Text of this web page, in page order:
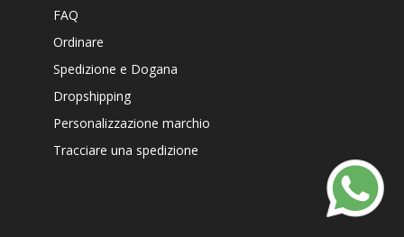
FAQ
Ordinare
Spedizione e Dogana
Dropshipping
Personalizzazione marchio
Tracciare una spedizione